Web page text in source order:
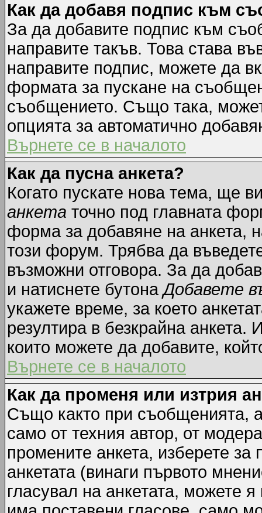
Как да добавя подпис към
За да добавите подпис към
направите такъв. Това става
направите подпис, можете да
формата за пускане на
съобщението. Също така,
опцията за автоматично
Върнете се в началото
Как да пусна анкета?
Когато пускате нова тема, ще
анкета точно под главната
форма за добавяне на анкета,
този форум. Трябва да
възможни отговора. За да
и натиснете бутонаДобавете
укажете време, за което
резултира в безкрайна
които можете да добавите,
Върнете се в началото
Как да променя или изтрия
Също както при съобщенията,
само от техния автор, от
промените анкета, изберете
анкетата (винаги първото
гласувал на анкетата, можете